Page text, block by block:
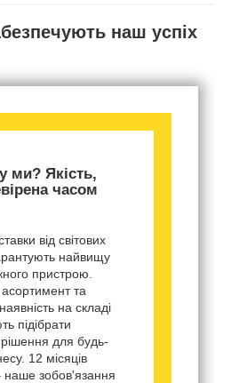
наш успіх
ми? Якість,
часом
від світових
найвищу
пристрою.
та
на складі
підібрати
рішення для будь-
12 місяців
наше зобов'язання